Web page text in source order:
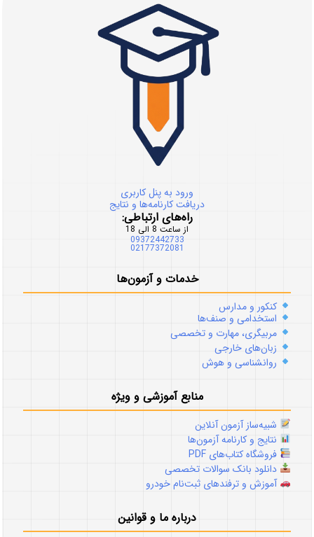
ورود به پنل کاربری
دریافت کارنامه‌ها و نتایج
راه‌های ارتباطی:
از ساعت 8 الی 18
09372442733
02177372081
خدمات و آزمون‌ها
کنکور و مدارس
استخدامی و صنف‌ها
مربیگری، مهارت و تخصصی
زبان‌های خارجی
روانشناسی و هوش
منابع آموزشی و ویژه
شبیه‌ساز آزمون آنلاین
نتایج و کارنامه آزمون‌ها
فروشگاه کتاب‌های PDF
دانلود بانک سوالات تخصصی
آموزش و ترفندهای ثبت‌نام خودرو
درباره ما و قوانین